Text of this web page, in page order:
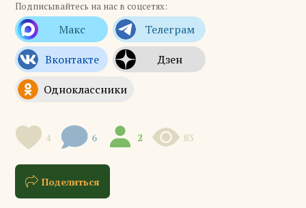
Подписывайтесь на нас в соцсетях:
4 6 2 83
Поделиться